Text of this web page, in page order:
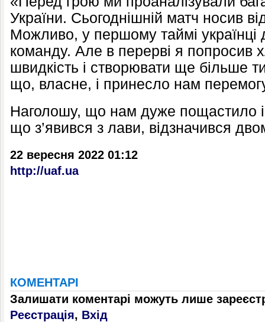
України. Сьогоднішній матч носив
Можливо, у першому таймі
команду. Але в перерві я попросив
швидкість і створювати ще більше
що, власне, і принесло нам
Наголошу, що нам дуже пощастило
що з’явився з лави, відзначився
22 вересня 2022 01:12
http://uaf.ua
КОМЕНТАРІ
Залишати коментарі можуть лише
Реєстрація, Вхід